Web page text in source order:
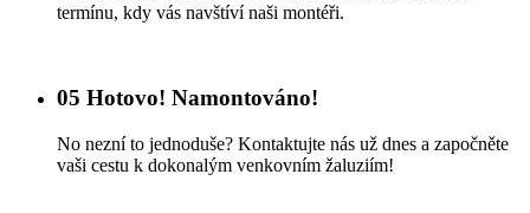
termínu, kdy vás navštíví naši montéři.
05 Hotovo! Namontováno!
No nezní to jednoduše? Kontaktujte nás už dnes a započněte
vaši cestu k dokonalým venkovním žaluziím!